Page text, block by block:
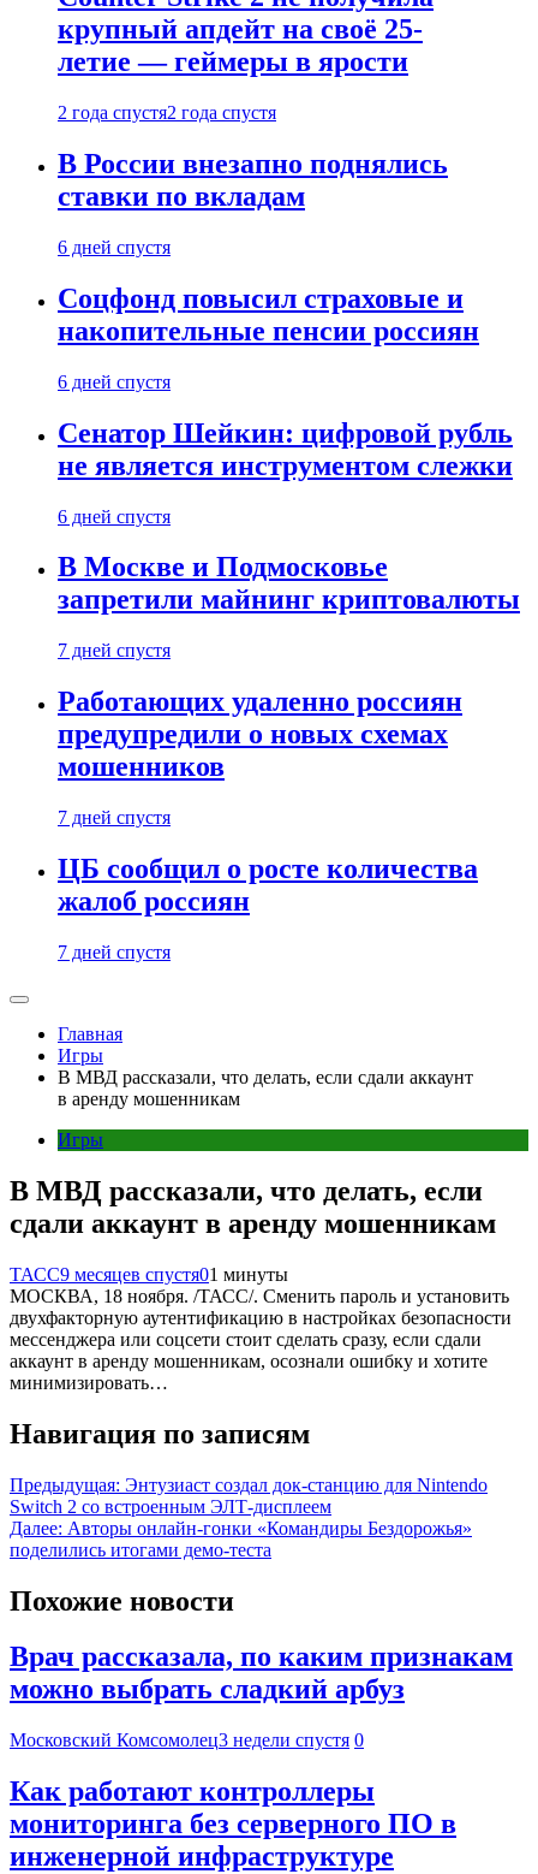
крупный апдейт на своё 25-
летие — геймеры в ярости
2 года спустя2 года спустя
В России внезапно поднялись
ставки по вкладам
6 дней спустя
Соцфонд повысил страховые и
накопительные пенсии россиян
6 дней спустя
Сенатор Шейкин: цифровой рубль
не является инструментом слежки
6 дней спустя
В Москве и Подмосковье
запретили майнинг криптовалюты
7 дней спустя
Работающих удаленно россиян
предупредили о новых схемах
мошенников
7 дней спустя
ЦБ сообщил о росте количества
жалоб россиян
7 дней спустя
Главная
Игры
В МВД рассказали, что делать, если сдали аккаунт
в аренду мошенникам
Игры
В МВД рассказали, что делать, если
сдали аккаунт в аренду мошенникам
ТАСС9 месяцев спустя01 минуты
МОСКВА, 18 ноября. /ТАСС/. Сменить пароль и установить
двухфакторную аутентификацию в настройках безопасности
мессенджера или соцсети стоит сделать сразу, если сдали
аккаунт в аренду мошенникам, осознали ошибку и хотите
минимизировать…
Навигация по записям
Предыдущая: Энтузиаст создал док-станцию для Nintendo
Switch 2 со встроенным ЭЛТ-дисплеем
Далее: Авторы онлайн-гонки «Командиры Бездорожья»
поделились итогами демо-теста
Похожие новости
Врач рассказала, по каким признакам
можно выбрать сладкий арбуз
Московский Комсомолец3 недели спустя 0
Как работают контроллеры
мониторинга без серверного ПО в
инженерной инфраструктуре